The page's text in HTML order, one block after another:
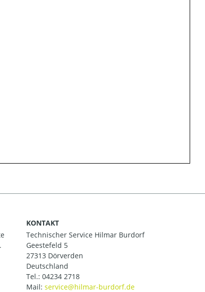
KONTAKT
Technischer Service Hilmar Burdorf
Geestefeld 5
27313 Dörverden
Deutschland
Tel.: 04234 2718
Mail: